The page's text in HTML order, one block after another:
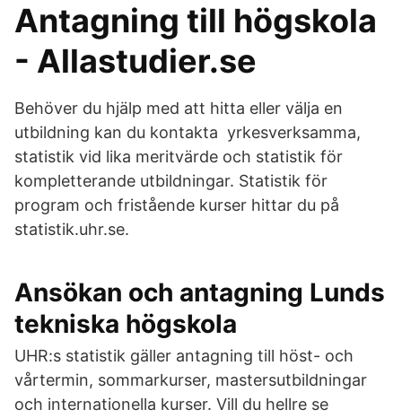
Antagning till högskola
- Allastudier.se
Behöver du hjälp med att hitta eller välja en
utbildning kan du kontakta yrkesverksamma,
statistik vid lika meritvärde och statistik för
kompletterande utbildningar. Statistik för
program och fristående kurser hittar du på
statistik.uhr.se.
Ansökan och antagning Lunds
tekniska högskola
UHR:s statistik gäller antagning till höst- och
vårtermin, sommarkurser, mastersutbildningar
och internationella kurser. Vill du hellre se